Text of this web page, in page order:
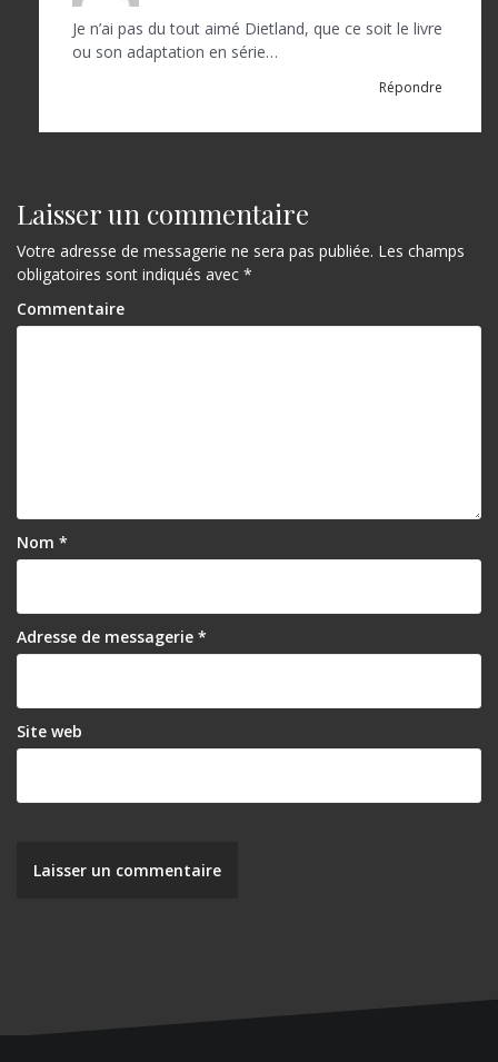
Je n’ai pas du tout aimé Dietland, que ce soit le livre
ou son adaptation en série…
Répondre
Laisser un commentaire
Votre adresse de messagerie ne sera pas publiée. Les champs
obligatoires sont indiqués avec *
Commentaire
Nom *
Adresse de messagerie *
Site web